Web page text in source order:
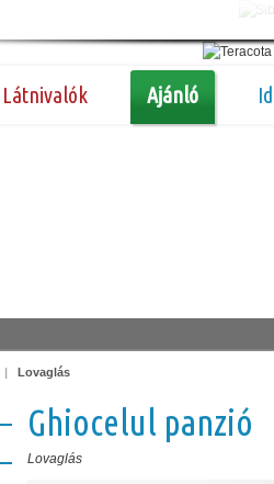
Látnivalók Ajánló
| Lovaglás
Ghiocelul panzió
Lovaglás